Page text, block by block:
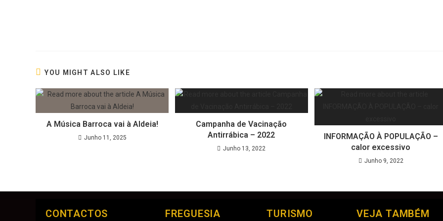
YOU MIGHT ALSO LIKE
A Música Barroca vai à Aldeia!
Junho 11, 2025
Campanha de Vacinação
Antirrábica – 2022
Junho 13, 2022
INFORMAÇÃO À POPULAÇÃO –
calor excessivo
Junho 9, 2022
CONTACTOS FREGUESIA TURISMO VEJA TAMBÉM